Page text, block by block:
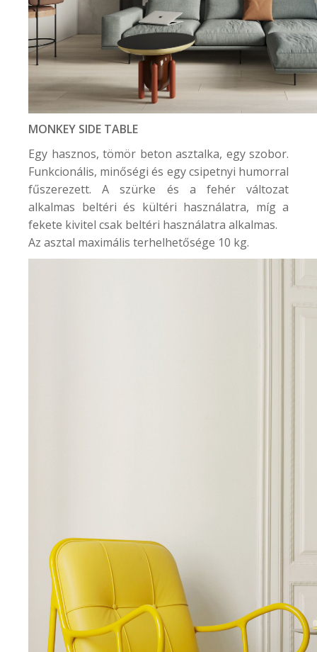
MONKEY SIDE TABLE
Egy hasznos, tömör beton asztalka, egy szobor.
Funkcionális, minőségi és egy csipetnyi humorral
fűszerezett. A szürke és a fehér változat
alkalmas beltéri és kültéri használatra, míg a
fekete kivitel csak beltéri használatra alkalmas.
Az asztal maximális terhelhetősége 10 kg.